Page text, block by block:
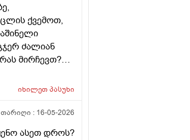
ქვემოთ,
ძალიან
მირჩევთ?
იხილეთპასუხი
თარიღი : 16-05-2026
ასეთ დროს?